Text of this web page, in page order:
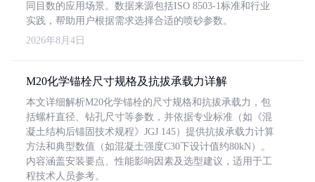
同目数的应用场景。数据来源包括ISO 8503-1标准和行业
实践，帮助用户根据需求选择合适的喷砂参数。
2026年8月4日
M20化学锚栓尺寸规格及抗拔承载力详解
本文详细解析M20化学锚栓的尺寸规格和抗拔承载力，包
括螺杆直径、钻孔尺寸等参数，并依据专业标准（如《混
凝土结构后锚固技术规程》JGJ 145）提供抗拔承载力计算
方法和典型数值（如混凝土强度C30下设计值约80kN）。
内容涵盖安装要点、性能影响因素及选型建议，适用于工
程技术人员参考。